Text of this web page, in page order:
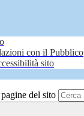
con il Pubblico
sito
del sito